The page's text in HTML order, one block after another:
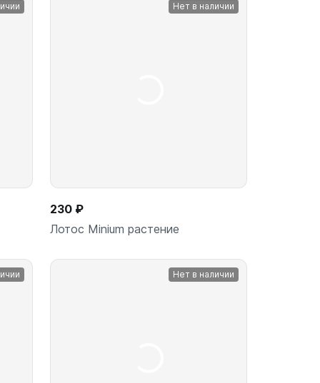
Нет в наличии
230 ₽
Лотос Minium растение
Нет в наличии